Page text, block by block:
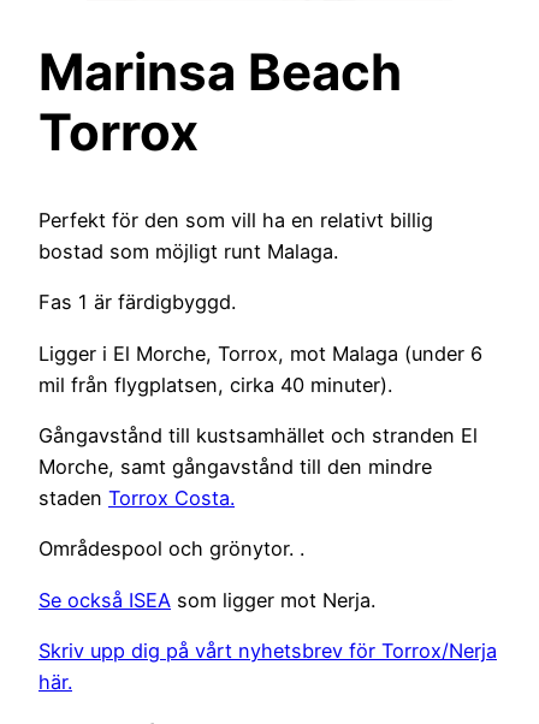
Marinsa Beach
Torrox
Perfekt för den som vill ha en relativt billig
bostad som möjligt runt Malaga.
Fas 1 är färdigbyggd.
Ligger i El Morche, Torrox, mot Malaga (under 6
mil från flygplatsen, cirka 40 minuter).
Gångavstånd till kustsamhället och stranden El
Morche, samt gångavstånd till den mindre
staden Torrox Costa.
Områdespool och grönytor. .
Se också ISEA som ligger mot Nerja.
Skriv upp dig på vårt nyhetsbrev för Torrox/Nerja
här.